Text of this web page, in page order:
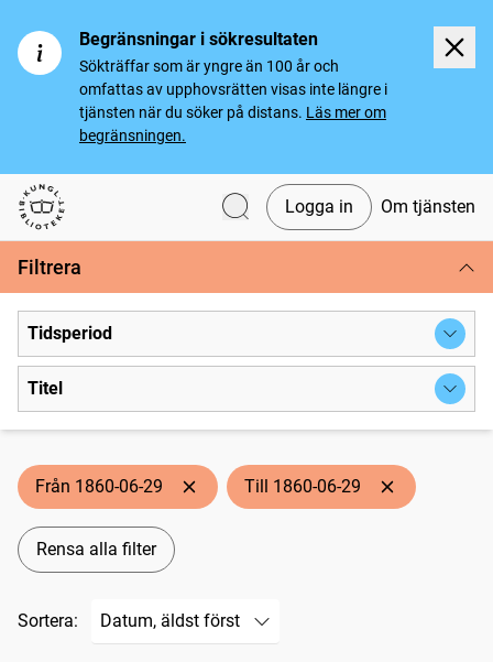
Begränsningar i sökresultaten
Sökträffar som är yngre än 100 år och
omfattas av upphovsrätten visas inte längre i
tjänsten när du söker på distans. Läs mer om
begränsningen.
Svenska tidningar
Logga in Om tjänsten
Filtrera
Tidsperiod
Titel
Från 1860-06-29 Till 1860-06-29
Rensa alla filter
Sortera: